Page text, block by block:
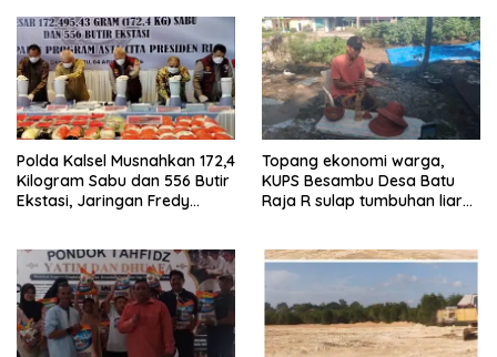
Tahun 2026
Polda Kalsel Musnahkan 172,4
Kilogram Sabu dan 556 Butir
Ekstasi, Jaringan Fredy
Topang ekonomi warga,
KUPS Besambu Desa Batu
Raja R sulap tumbuhan liar